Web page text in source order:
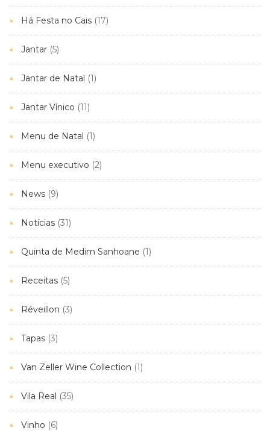
Há Festa no Cais (17)
Jantar (5)
Jantar de Natal (1)
Jantar Vínico (11)
Menu de Natal (1)
Menu executivo (2)
News (9)
Notícias (31)
Quinta de Medim Sanhoane (1)
Receitas (5)
Réveillon (3)
Tapas (3)
Van Zeller Wine Collection (1)
Vila Real (35)
Vinho (6)